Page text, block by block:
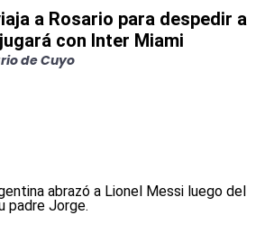
a Rosario para despedir a
con Inter Miami
de Cuyo